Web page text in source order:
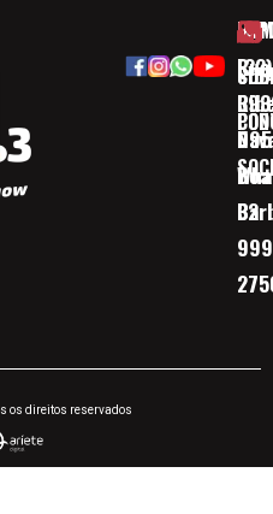
(32)
32
os direitos reservados